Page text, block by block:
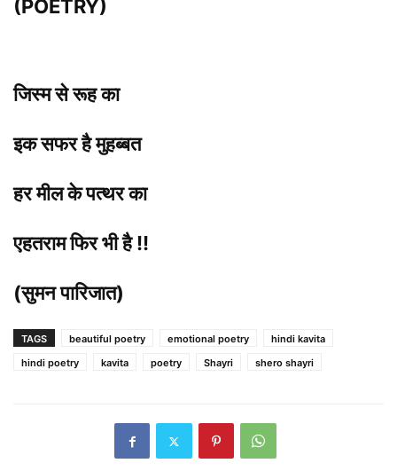
(POETRY)
जिस्म से रूह का
इक सफर है मुहब्बत
हर मील के पत्थर का
एहतराम फिर भी है !!
(सुमन पारिजात)
TAGS beautiful poetry emotional poetry
hindi kavita
hindi poetry
kavita poetry Shayri shero shayri